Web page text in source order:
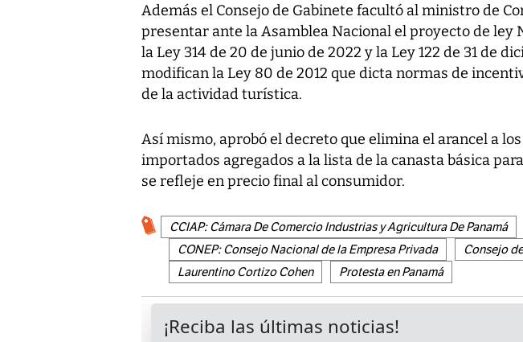
Además el Consejo de Gabinete facultó al ministro de
presentar ante la Asamblea Nacional el proyecto de ley
la Ley 314 de 20 de junio de 2022 y la Ley 122 de 31 de
modifican la Ley 80 de 2012 que dicta normas de
de la actividad turística.
Así mismo, aprobó el decreto que elimina el arancel a
importados agregados a la lista de la canasta básica
se refleje en precio final al consumidor.
CCIAP: Cámara De Comercio Industrias y Agricultura De Panamá
CONEP: Consejo Nacional de la Empresa Privada
Consejo
Laurentino Cortizo Cohen
Protesta en Panamá